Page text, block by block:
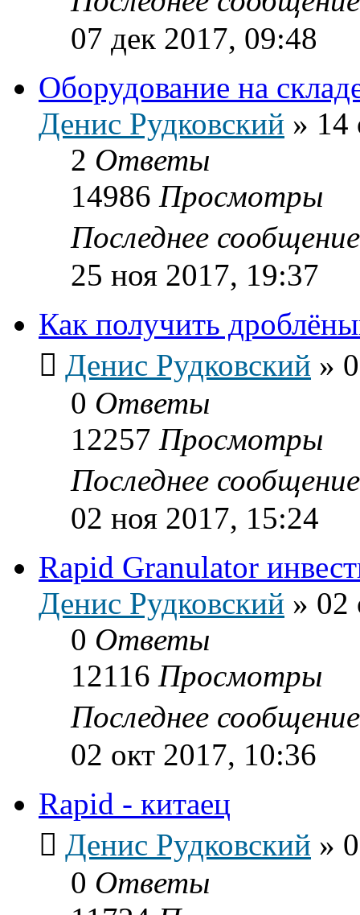
07 дек 2017, 09:48
Оборудование на
Денис Рудковский » 14
2 Ответы
14986 Просмотры
Последнее
25 ноя 2017, 19:37
Как получить
Денис Рудковский »
0 Ответы
12257 Просмотры
Последнее
02 ноя 2017, 15:24
Rapid Granulator
Денис Рудковский » 02
0 Ответы
12116 Просмотры
Последнее
02 окт 2017, 10:36
Rapid - китаец
Денис Рудковский »
0 Ответы